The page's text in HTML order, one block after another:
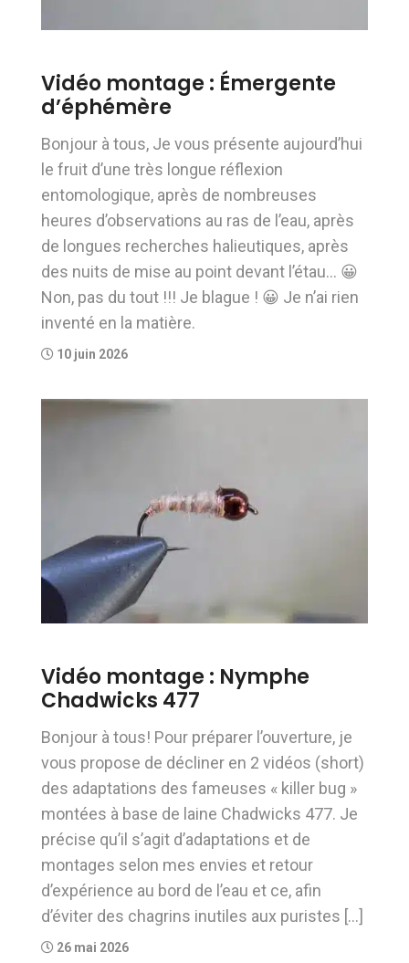
Vidéo montage : Émergente
d’éphémère
Bonjour à tous, Je vous présente aujourd’hui
le fruit d’une très longue réflexion
entomologique, après de nombreuses
heures d’observations au ras de l’eau, après
de longues recherches halieutiques, après
des nuits de mise au point devant l’étau… 😀
Non, pas du tout !!! Je blague ! 😀 Je n’ai rien
inventé en la matière.
10 juin 2026
Vidéo montage : Nymphe
Chadwicks 477
Bonjour à tous! Pour préparer l’ouverture, je
vous propose de décliner en 2 vidéos (short)
des adaptations des fameuses « killer bug »
montées à base de laine Chadwicks 477. Je
précise qu’il s’agit d’adaptations et de
montages selon mes envies et retour
d’expérience au bord de l’eau et ce, afin
d’éviter des chagrins inutiles aux puristes […]
26 mai 2026